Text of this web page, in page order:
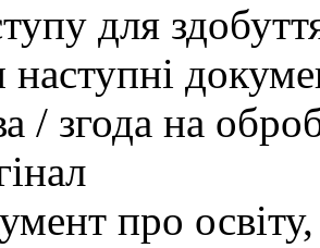
для
наступні
/ згода на
про освіту,